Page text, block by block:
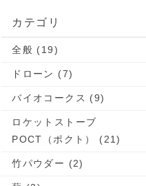
カテゴリ
全般 (19)
ドローン (7)
バイオコークス (9)
ロケットストーブ
POCT（ポクト） (21)
竹パウダー (2)